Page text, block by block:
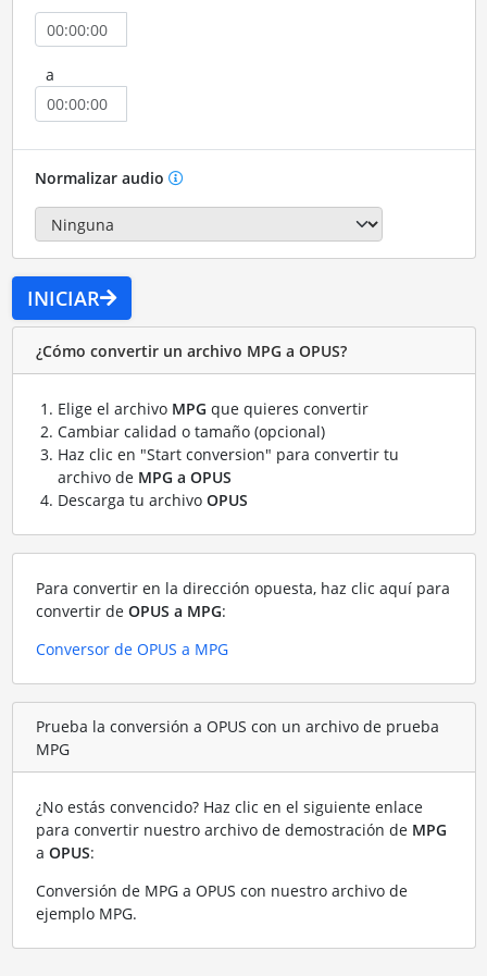
a
Normalizar audio
INICIAR
¿Cómo convertir un archivo MPG a OPUS?
Elige el archivo MPG que quieres convertir
Cambiar calidad o tamaño (opcional)
Haz clic en "Start conversion" para convertir tu
archivo de MPG a OPUS
Descarga tu archivo OPUS
Para convertir en la dirección opuesta, haz clic aquí para
convertir de OPUS a MPG:
Conversor de OPUS a MPG
Prueba la conversión a OPUS con un archivo de prueba
MPG
¿No estás convencido? Haz clic en el siguiente enlace
para convertir nuestro archivo de demostración de MPG
a OPUS:
Conversión de MPG a OPUS con nuestro archivo de
ejemplo MPG.